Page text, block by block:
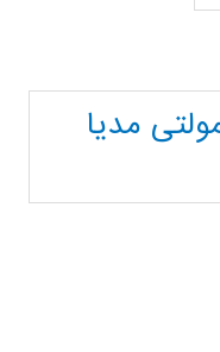
مدیا